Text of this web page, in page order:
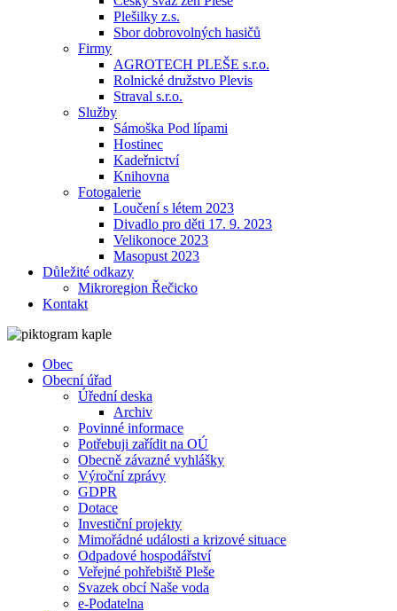
Plešilky z.s.
Sbor dobrovolných hasičů
Firmy
AGROTECH PLEŠE s.r.o.
Rolnické družstvo Plevis
Straval s.r.o.
Služby
Sámoška Pod lípami
Hostinec
Kadeřnictví
Knihovna
Fotogalerie
Loučení s létem 2023
Divadlo pro děti 17. 9. 2023
Velikonoce 2023
Masopust 2023
Důležité odkazy
Mikroregion Řečicko
Kontakt
Obec
Obecní úřad
Úřední deska
Archiv
Povinné informace
Potřebuji zařídit na OÚ
Obecně závazné vyhlášky
Výroční zprávy
GDPR
Dotace
Investiční projekty
Mimořádné události a krizové situace
Odpadové hospodářství
Veřejné pohřebiště Pleše
Svazek obcí Naše voda
e-Podatelna